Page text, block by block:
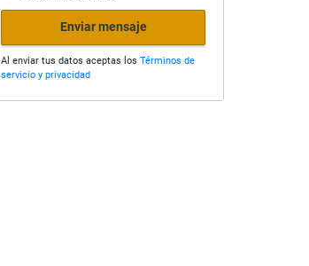
Enviar mensaje
Al enviar tus datos aceptas los Términos de
servicio y privacidad